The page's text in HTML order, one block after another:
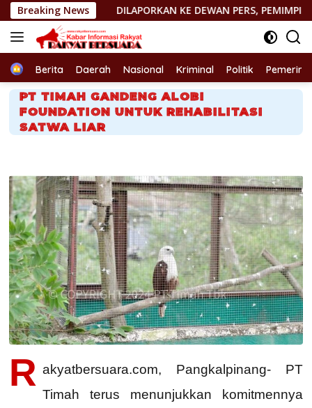
Langsung
ke
konten
Breaking News
DILAPORKAN KE DEWAN PERS, PEMIMPIN REDAKSI http://
HomeBerita Daerah Nasional Kriminal Politik
PT TIMAH GANDENG ALOBI
FOUNDATION UNTUK REHABILITASI
SATWA LIAR
R akyatbersuara.com, Pangkalpinang- PT
Timah terus menunjukkan komitmennya